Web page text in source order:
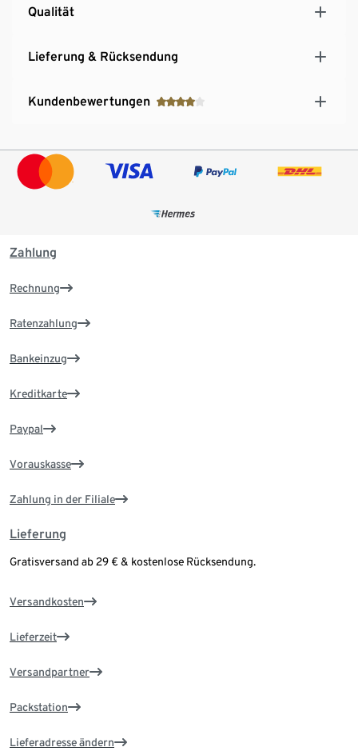
Qualität
Lieferung & Rücksendung
Kundenbewertungen
Zahlung
Rechnung
Ratenzahlung
Bankeinzug
Kreditkarte
Paypal
Vorauskasse
Zahlung in der Filiale
Lieferung
Gratisversand ab 29 € & kostenlose Rücksendung.
Versandkosten
Lieferzeit
Versandpartner
Packstation
Lieferadresse ändern